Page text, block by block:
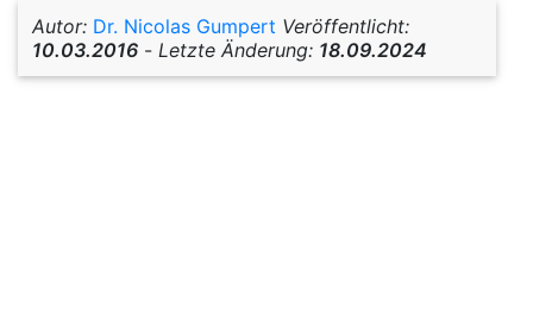
Autor: Dr. Nicolas Gumpert Veröffentlicht:
10.03.2016 - Letzte Änderung: 18.09.2024